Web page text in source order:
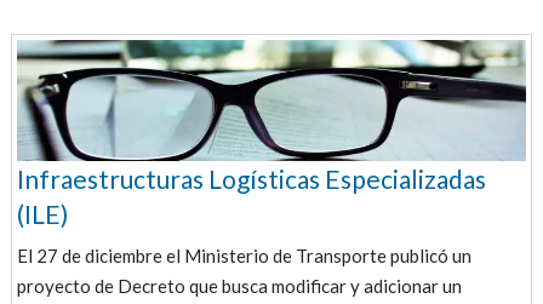
Infraestructuras Logísticas Especializadas
(ILE)
El 27 de diciembre el Ministerio de Transporte publicó un
proyecto de Decreto que busca modificar y adicionar un